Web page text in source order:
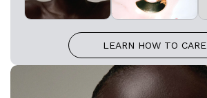
LEARN HOW TO CARE